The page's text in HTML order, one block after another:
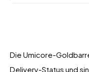
Die Umicore-
Delivery-Status und